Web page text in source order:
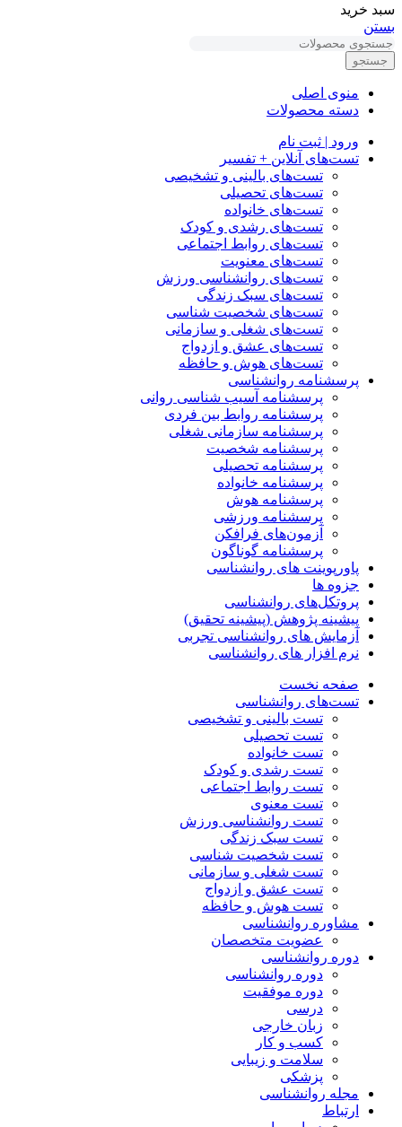
سبد خرید
بستن
جستجو
منوی اصلی
دسته محصولات
ورود | ثبت نام
تست‌های آنلاین + تفسیر
تست‌های بالینی و تشخیصی
تست‌های تحصیلی
تست‌های خانواده
تست‌های رشدی و کودک
تست‌های روابط اجتماعی
تست‌های معنویت
تست‌های روانشناسی ورزش
تست‌های سبک زندگی
تست‌های شخصیت شناسی
تست‌های شغلی و سازمانی
تست‌های عشق و ازدواج
تست‌های هوش و حافظه
پرسشنامه روانشناسی
پرسشنامه آسیب شناسی روانی
پرسشنامه روابط بین فردی
پرسشنامه سازمانی شغلی
پرسشنامه شخصیت
پرسشنامه تحصیلی
پرسشنامه خانواده
پرسشنامه هوش
پرسشنامه ورزشی
آزمون‌های فرافکن
پرسشنامه گوناگون
پاورپوینت های روانشناسی
جزوه ها
پروتکل‌های روانشناسی
پیشینه پژوهش (پیشینه تحقیق)
آزمایش های روانشناسی تجربی
نرم افزار های روانشناسی
صفحه نخست
تست‌های روانشناسی
تست بالینی و تشخیصی
تست تحصیلی
تست خانواده
تست رشدی و کودک
تست روابط اجتماعی
تست معنوی
تست روانشناسی ورزش
تست سبک زندگی
تست شخصیت شناسی
تست شغلی و سازمانی
تست عشق و ازدواج
تست هوش و حافظه
مشاوره روانشناسی
عضویت متخصصان
دوره روانشناسی
دوره روانشناسی
دوره موفقیت
درسی
زبان خارجی
کسب و کار
سلامت و زیبایی
پزشکی
مجله روانشناسی
ارتباط